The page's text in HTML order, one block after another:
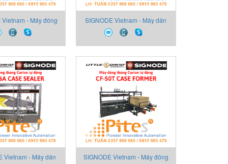
Vietnam - Máy đóng
cầm tay dùng pin
Hand Tool
BXT3-13
SIGNODE Vietnam - Máy dán
seal thùng các-tông tự động
CASE SEALER Little David LD-
24
Vietnam - Máy dán
SIGNODE Vietnam - Máy đóng